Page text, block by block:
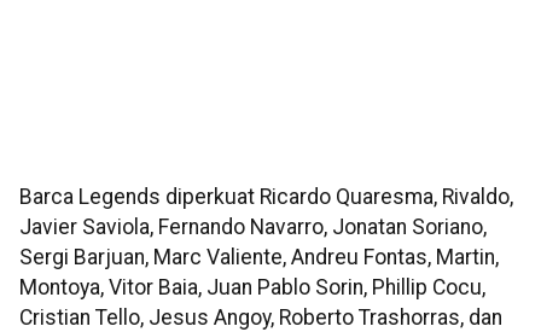
Barca Legends diperkuat Ricardo Quaresma, Rivaldo,
Javier Saviola, Fernando Navarro, Jonatan Soriano,
Sergi Barjuan, Marc Valiente, Andreu Fontas, Martin,
Montoya, Vitor Baia, Juan Pablo Sorin, Phillip Cocu,
Cristian Tello, Jesus Angoy, Roberto Trashorras, dan